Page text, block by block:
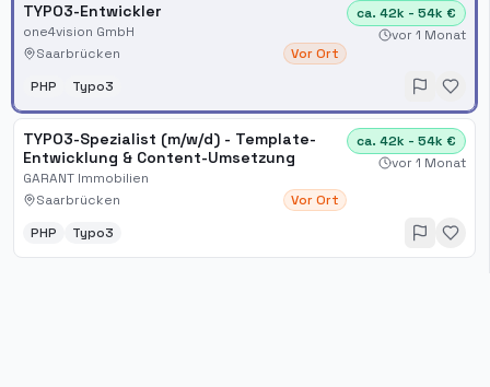
TYPO3-Entwickler
one4vision GmbH
Saarbrücken
Vor Ort
ca. 42k - 54k €
vor 1 Monat
PHP Typo3
TYPO3-Spezialist (m/w/d) - Template-
Entwicklung & Content-Umsetzung
GARANT Immobilien
Saarbrücken
Vor Ort
ca. 42k - 54k €
vor 1 Monat
PHP Typo3